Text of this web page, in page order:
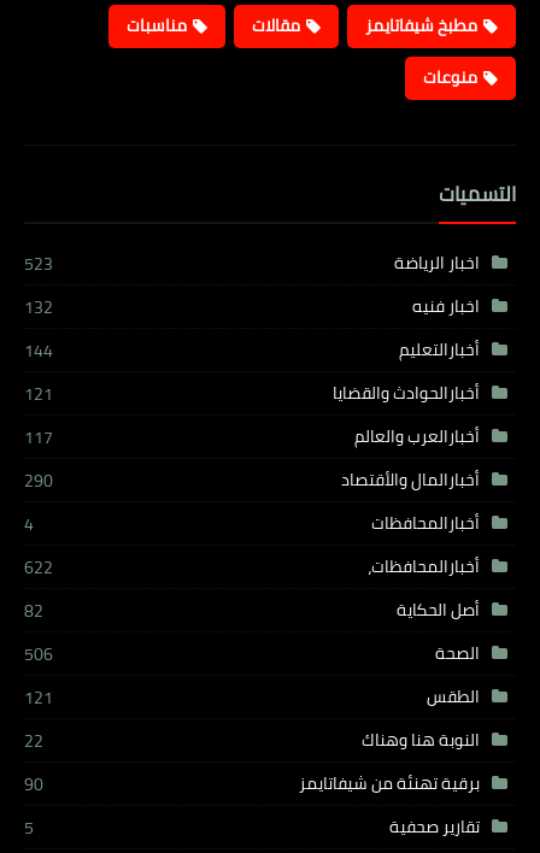
مطبخ شيفاتايمز
مقالات
مناسبات
منوعات
التسميات
اخبار الرياضة
523
اخبار فنيه
132
أخبارالتعليم
144
أخبارالحوادث والقضايا
121
أخبارالعرب والعالم
117
أخبارالمال والأقتصاد
290
أخبارالمحافظات
4
أخبارالمحافظات،
622
أصل الحكاية
82
الصحة
506
الطقس
121
النوبة هنا وهناك
22
برقية تهنئة من شيفاتايمز
90
تقارير صحفية
5